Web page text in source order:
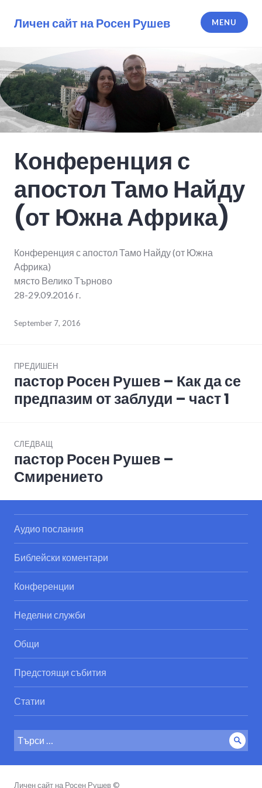
Личен сайт на Росен Рушев MENU
Конференция с
апостол Тамо Найду
(от Южна Африка)
Конференция с апостол Тамо Найду (от Южна
Африка)
място Велико Търново
28-29.09.2016 г.
September 7, 2016
navigation
ПРЕДИШЕН
Previous
post:
пастор Росен Рушев – Как да се
предпазим от заблуди – част 1
СЛЕДВАЩ
Next
post:
пастор Росен Рушев –
Смирението
Аудио послания
Библейски коментари
Конференции
Неделни служби
Общи
Предстоящи събития
Статии
Search
for:
Личен сайт на Росен Рушев ©